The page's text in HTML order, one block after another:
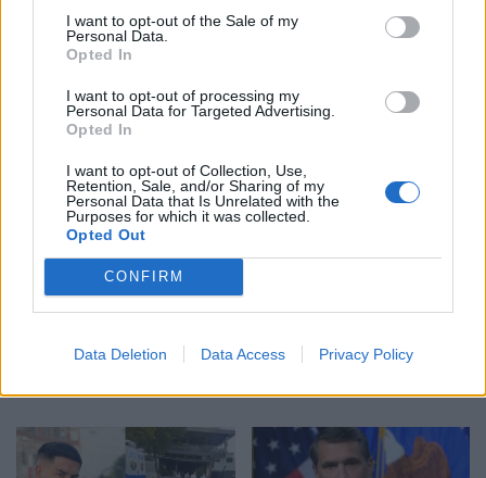
I want to opt-out of the Sale of my
Personal Data.
Opted In
I want to opt-out of processing my
Personal Data for Targeted Advertising.
Opted In
I want to opt-out of Collection, Use,
Retention, Sale, and/or Sharing of my
Personal Data that Is Unrelated with the
Purposes for which it was collected.
Opted Out
CONFIRM
Data Deletion Data Access Privacy Policy
70-të, Steve Hanke:
Shqiptarët vijojnë revoltën
Rama duhet të largohet
banesën e 72-vjeçarit në
Tufinë, në kërkim tre
për anijet tregtare drejt
sulmeve në rajon
Amèle Debey pasqyron
Ramës: Shqiptarët duan t’i
japin fund pushtetit 35-
vjeçar të të njëjtëve emra